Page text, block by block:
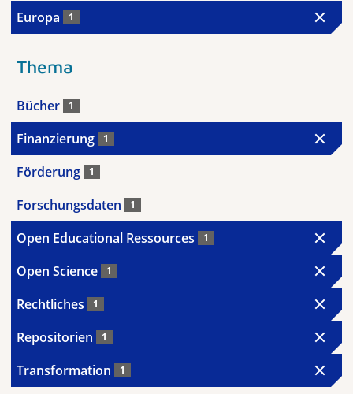
Europa 1
Thema
Bücher 1
Finanzierung 1
Förderung 1
Forschungsdaten 1
Open Educational Ressources 1
Open Science 1
Rechtliches 1
Repositorien 1
Transformation 1